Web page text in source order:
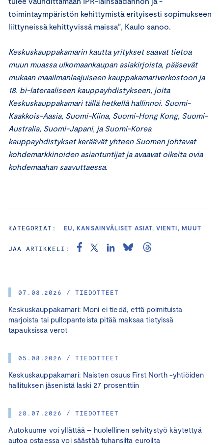
07.08.2026 / TIEDOTTEET
Keskuskauppakamari: Moni ei tiedä, että poimituista
marjoista tai pullopanteista pitää maksaa tietyissä
tapauksissa verot
05.08.2026 / TIEDOTTEET
Keskuskauppakamari: Naisten osuus First North -yhtiöiden
hallituksen jäsenistä laski 27 prosenttiin
28.07.2026 / TIEDOTTEET
Autokuume voi yllättää – huolellinen selvitystyö käytettyä
autoa ostaessa voi säästää tuhansilta euroilta
toimintaympäristön kehittymistä erityisesti sopimukseen
liittyneissä kehittyvissä maissa”, Kaulo sanoo.
Keskuskauppakamarin kautta yritykset saavat tietoa
muun muassa ulkomaankaupan asiakirjoista, pääsevät
mukaan maailmanlaajuiseen kauppakamariverkostoon ja
18. bi-lateraaliseen kauppayhdistykseen, joita
Keskuskauppakamari tällä hetkellä hallinnoi. Suomi-
Kaakkois-Aasia, Suomi-Kiina, Suomi-Hong Kong, Suomi-
Australia, Suomi-Japani, ja Suomi-Korea
kauppayhdistykset keräävät yhteen Suomen johtavat
kohdemarkkinoiden asiantuntijat ja avaavat oikeita ovia
kohdemaahan saavuttaessa.
KATEGORIAT: EU, KANSAINVÄLISET ASIAT, VIENTI, MUUT
JAA ARTIKKELI: